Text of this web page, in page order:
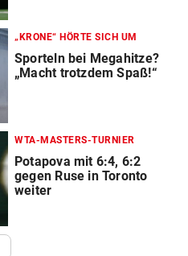
„KRONE“ HÖRTE SICH UM
Sporteln bei Megahitze?
„Macht trotzdem Spaß!“
WTA-MASTERS-TURNIER
Potapova mit 6:4, 6:2
gegen Ruse in Toronto
weiter